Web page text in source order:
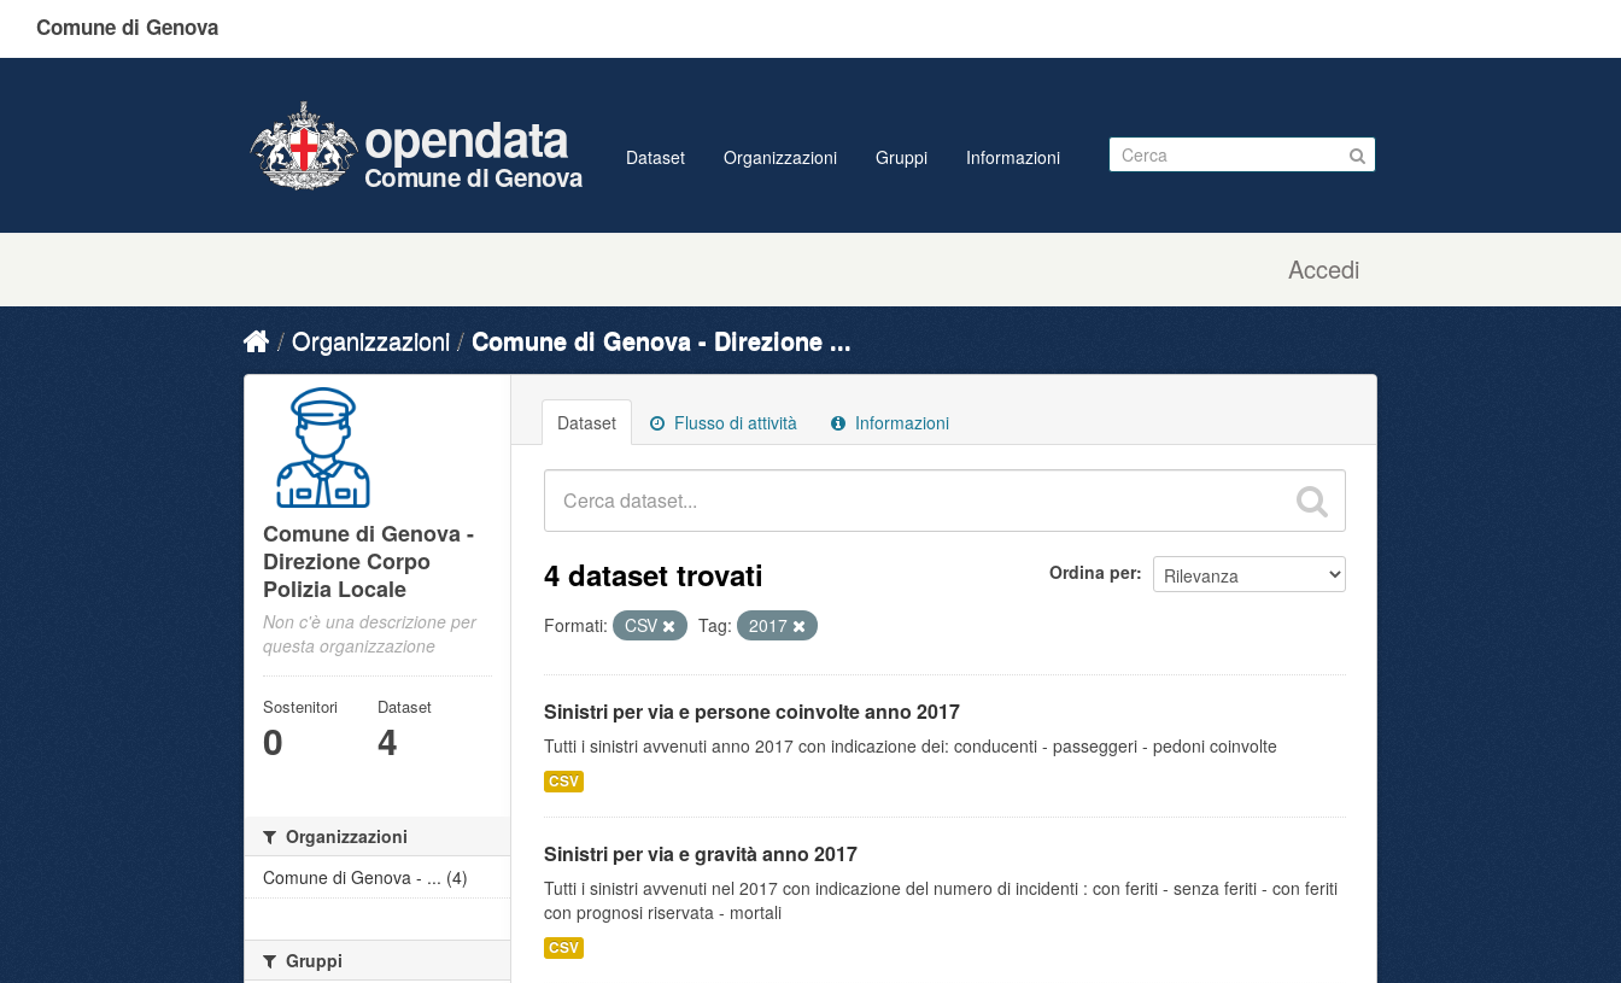
Comune di Genova
Accedi
opendata
Comune di Genova
Dataset Organizzazioni Gruppi Informazioni
Organizzazioni Comune di Genova - Direzione ...
Dataset Flusso di attività Informazioni
Ordina per
4 dataset trovati
Formati: CSV Tag: 2017
Sinistri per via e persone coinvolte anno 2017
Tutti i sinistri avvenuti anno 2017 con indicazione dei: conducenti - passeggeri - pedoni coinvolte
CSV
Sinistri per via e gravità anno 2017
Tutti i sinistri avvenuti nel 2017 con indicazione del numero di incidenti : con feriti - senza feriti - con feriti
con prognosi riservata - mortali
CSV
Comune di Genova -
Direzione Corpo
Polizia Locale
Non c'è una descrizione per
questa organizzazione
Sostenitori
0
Dataset
4
Organizzazioni
Comune di Genova - ... (4)
Gruppi